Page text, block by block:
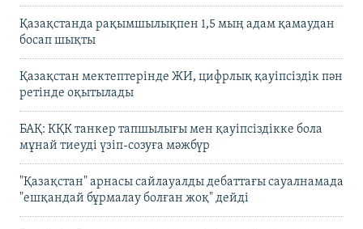
Қазақстанда рақымшылықпен 1,5 мың адам қамаудан
босап шықты
Қазақстан мектептерінде ЖИ, цифрлық қауіпсіздік пән
ретінде оқытылады
БАҚ: КҚК танкер тапшылығы мен қауіпсіздікке бола
мұнай тиеуді үзіп-созуға мәжбүр
"Қазақстан" арнасы сайлауалды дебаттағы сауалнамада
"ешқандай бұрмалау болған жоқ" дейді